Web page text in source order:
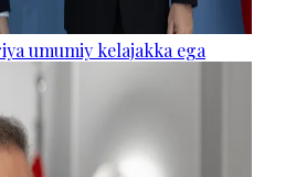
umumiy kelajakka ega